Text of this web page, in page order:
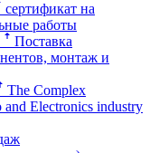
на
работы
Поставка
монтаж и
The Complex
Electronics industry